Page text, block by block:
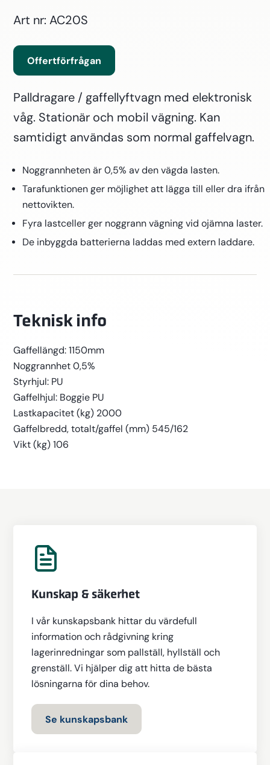
Art nr: AC20S
Offertförfrågan
Palldragare / gaffellyftvagn med elektronisk
våg. Stationär och mobil vägning. Kan
samtidigt användas som normal gaffelvagn.
Noggrannheten är 0,5% av den vägda lasten.
Tarafunktionen ger möjlighet att lägga till eller dra ifrån
nettovikten.
Fyra lastceller ger noggrann vägning vid ojämna laster.
De inbyggda batterierna laddas med extern laddare.
Teknisk info
Gaffellängd: 1150mm
Noggrannhet 0,5%
Styrhjul: PU
Gaffelhjul: Boggie PU
Lastkapacitet (kg) 2000
Gaffelbredd, totalt/gaffel (mm) 545/162
Vikt (kg) 106
Kunskap & säkerhet
I vår kunskapsbank hittar du värdefull
information och rådgivning kring
lagerinredningar som pallställ, hyllställ och
grenställ. Vi hjälper dig att hitta de bästa
lösningarna för dina behov.
Se kunskapsbank